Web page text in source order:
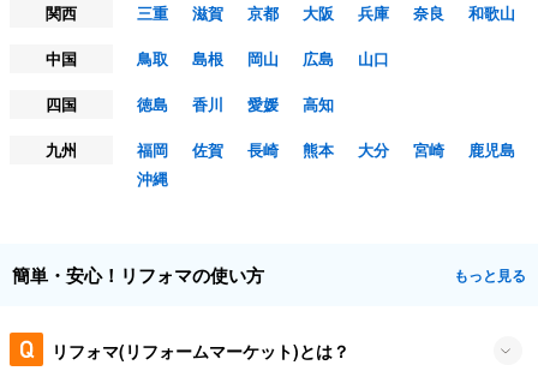
関西
三重 滋賀 京都 大阪 兵庫 奈良
和歌山
中国
鳥取 島根 岡山 広島
山口
四国
徳島 香川 愛媛
高知
九州
福岡 佐賀 長崎 熊本 大分 宮崎
鹿児島
沖縄
簡単・安心！リフォマの使い方 もっと見る
リフォマ(リフォームマーケット)とは？